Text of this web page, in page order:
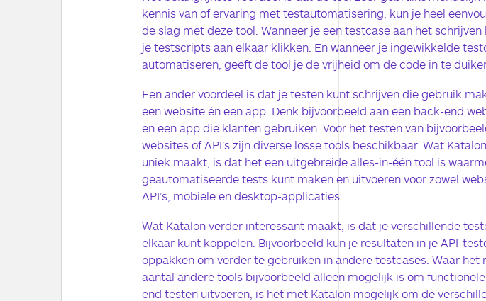
kennis van of ervaring met testautomatisering, kun je heel
de slag met deze tool. Wanneer je een testcase aan het schrijven
je testscripts aan elkaar klikken. En wanneer je ingewikkelde
automatiseren, geeft de tool je de vrijheid om de code in te
Een ander voordeel is dat je testen kunt schrijven die gebruik
een website én een app. Denk bijvoorbeeld aan een back-end
en een app die klanten gebruiken. Voor het testen van
websites of API’s zijn diverse losse tools beschikbaar. Wat
uniek maakt, is dat het een uitgebreide alles-in-één tool is
geautomatiseerde tests kunt maken en uitvoeren voor zowel
API’s, mobiele en desktop-applicaties.
Wat Katalon verder interessant maakt, is dat je verschillende
elkaar kunt koppelen. Bijvoorbeeld kun je resultaten in je API-
oppakken om verder te gebruiken in andere testcases. Waar het
aantal andere tools bijvoorbeeld alleen mogelijk is om
end testen uitvoeren, is het met Katalon mogelijk om de